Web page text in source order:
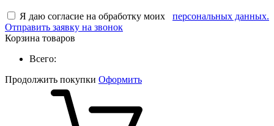
Я даю согласие на обработку моих
персональных данных.
Отправить заявку на звонок
Корзина товаров
Всего:
Продолжить покупки Оформить